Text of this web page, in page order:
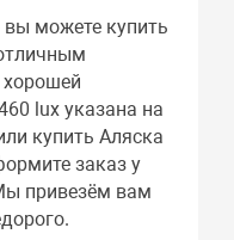
можете купить
хорошей
lux указана на
купить Аляска
заказ у
привезём вам